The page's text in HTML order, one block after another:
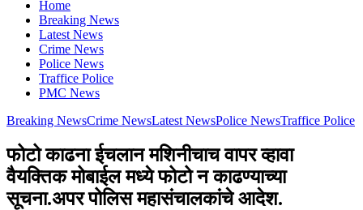
Home
Breaking News
Latest News
Crime News
Police News
Traffice Police
PMC News
Breaking NewsCrime NewsLatest NewsPolice NewsTraffice Police
फोटो काढना ईचलान मशिनीचाच वापर व्हावा
वैयक्तिक मोबाईल मध्ये फोटो न काढण्याच्या
सूचना.अपर पोलिस महासंचालकांचे आदेश.